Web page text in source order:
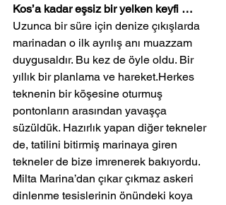
Kos’a kadar eşsiz bir yelken keyfi …
Uzunca bir süre için denize çıkışlarda
marinadan o ilk ayrılış anı muazzam
duygusaldır. Bu kez de öyle oldu. Bir
yıllık bir planlama ve hareket.Herkes
teknenin bir köşesine oturmuş
pontonların arasından yavaşça
süzüldük. Hazırlık yapan diğer tekneler
de, tatilini bitirmiş marinaya giren
tekneler de bize imrenerek bakıyordu.
Milta Marina’dan çıkar çıkmaz askeri
dinlenme tesislerinin önündeki koya